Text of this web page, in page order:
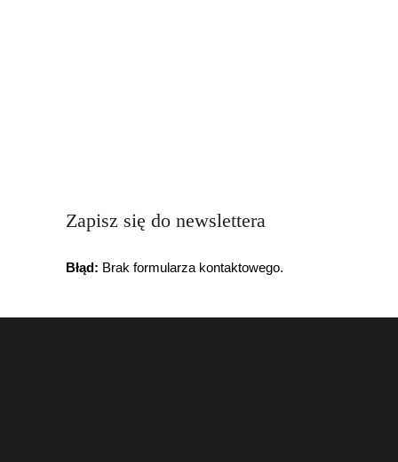
Zapisz się do newslettera
Błąd: Brak formularza kontaktowego.